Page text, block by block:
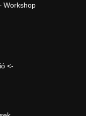
Workshop
<-